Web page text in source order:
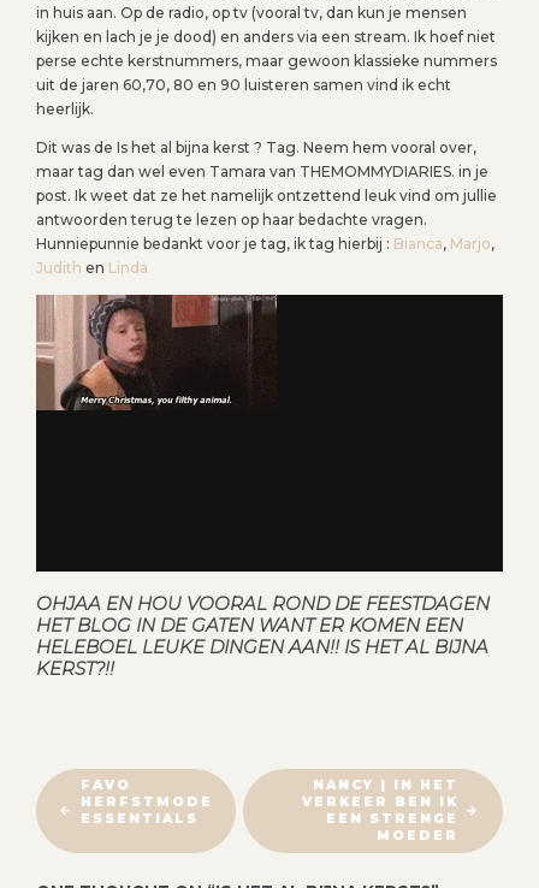
in huis aan. Op de radio, op tv (vooral tv, dan kun je mensen
kijken en lach je je dood) en anders via een stream. Ik hoef niet
perse echte kerstnummers, maar gewoon klassieke nummers
uit de jaren 60,70, 80 en 90 luisteren samen vind ik echt
heerlijk.
Dit was de Is het al bijna kerst ? Tag. Neem hem vooral over,
maar tag dan wel even Tamara van THEMOMMYDIARIES. in je
post. Ik weet dat ze het namelijk ontzettend leuk vind om jullie
antwoorden terug te lezen op haar bedachte vragen.
Hunniepunnie bedankt voor je tag, ik tag hierbij : Bianca, Marjo,
Judith en Linda
OHJAA EN HOU VOORAL ROND DE FEESTDAGEN
HET BLOG IN DE GATEN WANT ER KOMEN EEN
HELEBOEL LEUKE DINGEN AAN!! IS HET AL BIJNA
KERST?!!
B
E
R
FAVO
HERFSTMODE
ESSENTIALS
NANCY | IN HET
VERKEER BEN IK
EEN STRENGE
MOEDER